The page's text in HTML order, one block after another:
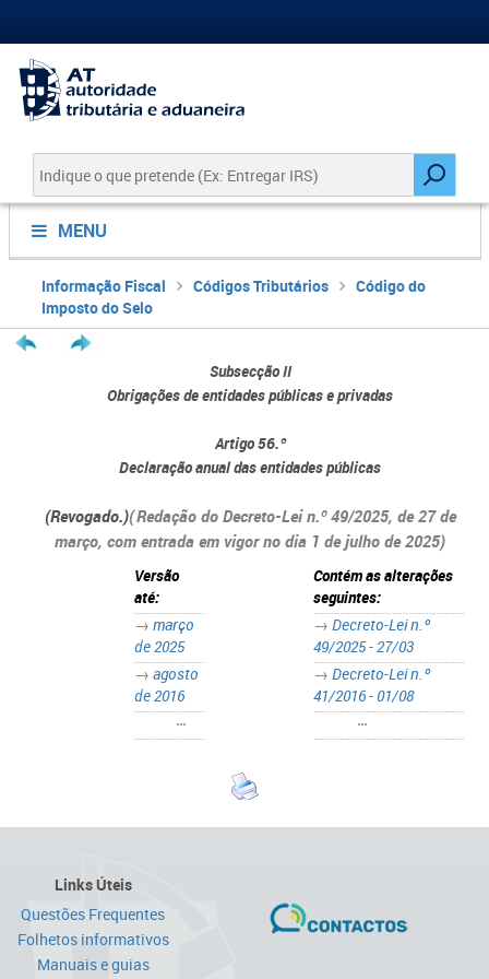
MENU
Informação Fiscal Códigos Tributários
Código do
Imposto do Selo
Subsecção II
Obrigações de entidades públicas e privadas
Artigo 56.º
Declaração anual das entidades públicas
(Revogado.)​(Redação do Decreto-Lei n.º 49/2025, de 27 de
março, com entrada em vigor no dia 1 de julho de 2025)
Versão
até:
→ março
de 2025​
→ agosto
de 2016
•••
Contém as alterações
seguintes:
→ Decreto-Lei n.º
49/2025 - 27/03​
→ Decreto-Lei n.º
41/2016 - 01/08
•••
Links Úteis
Questões Frequentes
Folhetos informativos
Manuais e guias